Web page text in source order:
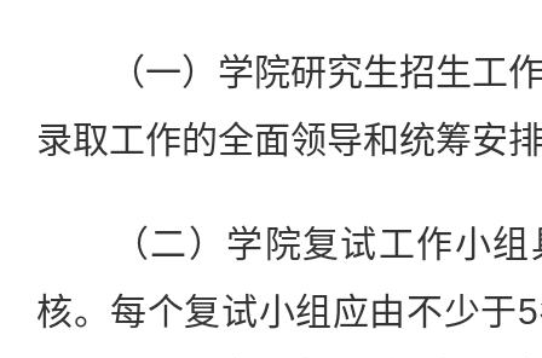
（一）学院研究生招生工作
录取工作的全面领导和统筹安
（二）学院复试工作小组
核。每个复试小组应由不少于